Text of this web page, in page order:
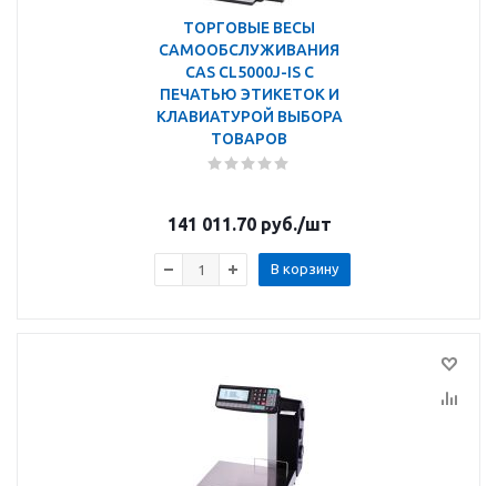
ТОРГОВЫЕ ВЕСЫ
САМООБСЛУЖИВАНИЯ
CAS CL5000J-IS С
ПЕЧАТЬЮ ЭТИКЕТОК И
КЛАВИАТУРОЙ ВЫБОРА
ТОВАРОВ
141 011.70руб./шт
В корзину